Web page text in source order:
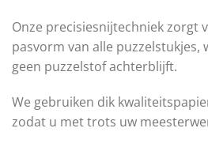
Onze precisiesnijtechniek zorgt
pasvorm van alle puzzelstukjes,
geen puzzelstof achterblijft.
We gebruiken dik
zodat u met trots uw